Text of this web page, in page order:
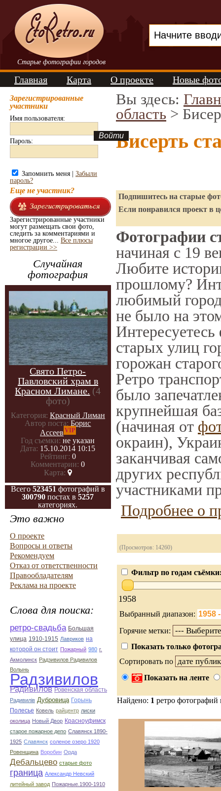
Старые фотографии городов
Главная Карта О проекте Новые
Зарегистрированные
участники
Имя пользователя:
Пароль:
Запомнить меня | Забыли
пароль?
Еще не участник?
Зарегистрированные участники
могут размещать свои фото,
следить за комментариями и
многое другое... Все плюсы
регистрации >>
Случайная
фотография
Свято Петро-
Павловский храм в
Красном Лимане. (4
фото)
Категория: Красный Лиман
Автор поста: Борис
Ассеев VIP
Год съемки: не указан
Дата: 15.10.2014 10:15
Рейтинг: 0
Комментарии: 0
Карта:
Всего 523451 фотографий в
300790 постах в5257
категориях.
Это важно
О проекте
Вопросы и ответы
Рекомендуем
Отказ от ответственности
Правообладателям
Реклама на проекте
Слова для поиска:
ретро-свадьба Большая
улица 1910-1915 Лавриков на
которой он стоит Пожарный 980 г.
Акмолинск Радзивилов Радивилов
Волынь
Радзивилов
Радивилов Ровенская область
Радивилiв Дубровица Горынь
Полесье Ковель райцентр лиски
околица Новый Двор Красноуфимск
старое пожарное депо Славянск 1890-
1925 Славянск соленое озеро 1920
Ровенщина Воробин Орда
Дебальцево старые фото
граница Александр Невский
литейный завод Пожарные.1900-1910
Вы здесь:
область >
Бисерть
Подпишитесь на старые
Если понравился проект в
Фотографии
начиная с 19
Любите
прошлому?
любимый
не было на
Интересуетесь
старых улиц
горожан
Ретро
было
крупнейшая
(начиная от
окраин),
заканчивая
других
участниками
Подробнее о
(Просмотров: 14260)
Фильтр по годам
1958
Выбранный диапазон:
Горячие метки:
Показать только
Сортировать по
Показать на ленте
Найдено: 1 ретро